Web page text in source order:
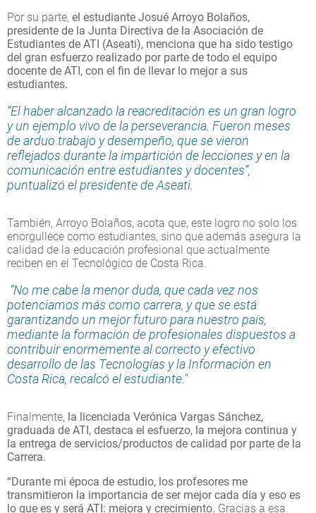
Por su parte, el estudiante Josué Arroyo Bolaños,
presidente de la Junta Directiva de la Asociación de
Estudiantes de ATI (Aseati), menciona que ha sido testigo
del gran esfuerzo realizado por parte de todo el equipo
docente de ATI, con el fin de llevar lo mejor a sus
estudiantes.
“El haber alcanzado la reacreditación es un gran logro
y un ejemplo vivo de la perseverancia. Fueron meses
de arduo trabajo y desempeño, que se vieron
reflejados durante la impartición de lecciones y en la
comunicación entre estudiantes y docentes”,
puntualizó el presidente de Aseati.
También, Arroyo Bolaños, acota que, este logro no solo los
enorgullece como estudiantes, sino que además asegura la
calidad de la educación profesional que actualmente
reciben en el Tecnológico de Costa Rica.
“No me cabe la menor duda, que cada vez nos
potenciamos más como carrera, y que se está
garantizando un mejor futuro para nuestro país,
mediante la formación de profesionales dispuestos a
contribuir enormemente al correcto y efectivo
desarrollo de las Tecnologías y la Información en
Costa Rica, recalcó el estudiante."
Finalmente, la licenciada Verónica Vargas Sánchez,
graduada de ATI, destaca el esfuerzo, la mejora continua y
la entrega de servicios/productos de calidad por parte de la
Carrera.
“Durante mi época de estudio, los profesores me
transmitieron la importancia de ser mejor cada día y eso es
lo que es y será ATI: mejora y crecimiento. Gracias a esa